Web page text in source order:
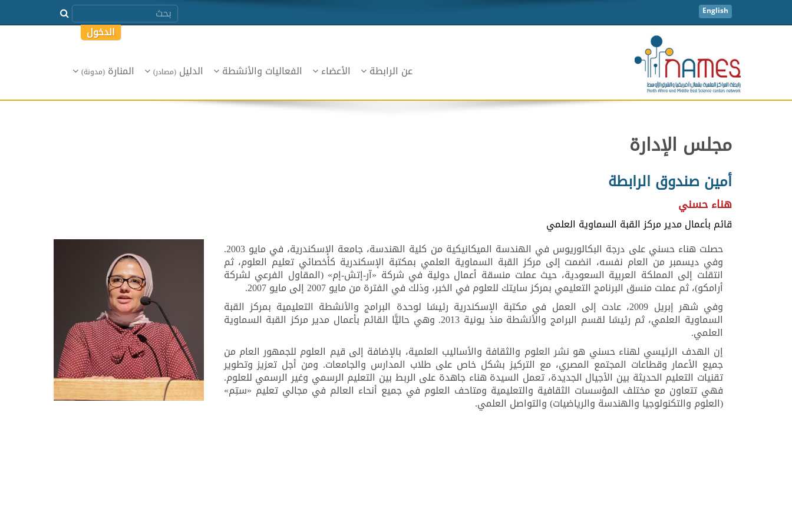
English
الدخول
عن الرابطة الأعضاء الفعاليات والأنشطة الدليل (مصادر) المنارة (مدونة)
مجلس الإدارة
أمين صندوق الرابطة
هناء حسني
قائم بأعمال مدير مركز القبة السماوية العلمي
حصلت هناء حسني على درجة البكالوريوس في الهندسة الميكانيكية من كلية الهندسة، جامعة الإسكندرية، في مايو 2003.
وفي ديسمبر من العام نفسه، انضمت إلى مركز القبة السماوية العلمي بمكتبة الإسكندرية كأخصائي تعليم العلوم، ثم
انتقلت إلى المملكة العربية السعودية، حيث عملت منسقة أعمال دولية في شركة «آر-إتش-إم» (المقاول الفرعي لشركة
أرامكو)، ثم عملت منسق البرنامج التعليمي بمركز سايتك للعلوم في الخبر، وذلك في الفترة من مايو 2007 إلى مايو 2007.
وفي شهر إبريل 2009، عادت إلى العمل في مكتبة الإسكندرية رئيسًا لوحدة البرامج والأنشطة التعليمية بمركز القبة
السماوية العلمي، ثم رئيسًا لقسم البرامج والأنشطة منذ يونية 2013. وهي حاليًّا القائم بأعمال مدير مركز القبة السماوية
العلمي.
إن الهدف الرئيسي لهناء حسني هو نشر العلوم والثقافة والأساليب العلمية، بالإضافة إلى قيم العلوم للجمهور العام من
جميع الأعمار وقطاعات المجتمع المصري، مع التركيز بشكل خاص على طلاب المدارس والجامعات. ومن أجل تعزيز وتطوير
تقنيات التعليم الحديثة بين الأجيال الجديدة، تعمل السيدة هناء جاهدة على الربط بين التعليم الرسمي وغير الرسمي للعلوم.
فهي تتعاون مع مختلف المؤسسات الثقافية والتعليمية ومتاحف العلوم في جميع أنحاء العالم في مجالي تعليم «ستِم»
(العلوم والتكنولوجيا والهندسة والرياضيات) والتواصل العلمي.